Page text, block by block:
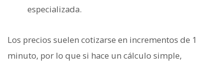
especializada.
Los precios suelen cotizarse en incrementos de 1
minuto, por lo que si hace un cálculo simple,